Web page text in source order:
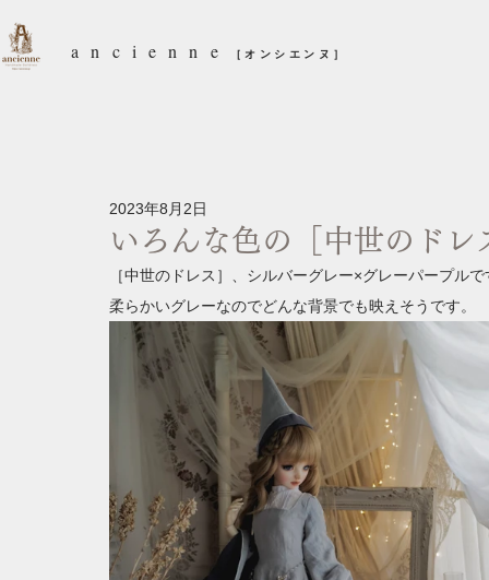
ancienne ［オンシエンヌ］
いろんな色の［中世のドレ
2023年8月2日
［中世のドレス］、シルバーグレー×グレーパープルで
柔らかいグレーなのでどんな背景でも映えそうです。